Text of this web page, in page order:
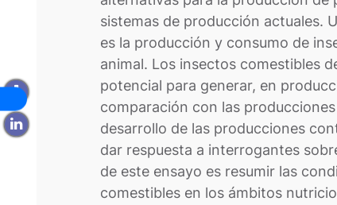
sistemas de producción actuales.
es la producción y consumo de
animal. Los insectos comestibles
potencial para generar, en
comparación con las
desarrollo de las producciones
dar respuesta a interrogantes
de este ensayo es resumir las
comestibles en los ámbitos